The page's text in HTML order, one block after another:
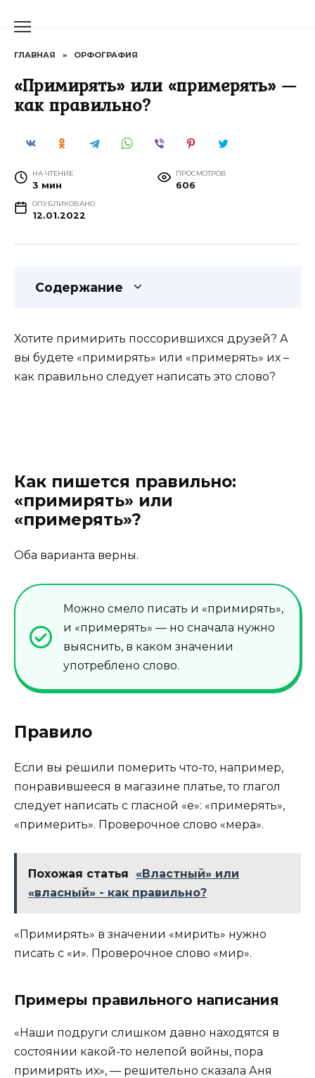
ГЛАВНАЯ » ОРФОГРАФИЯ
«Примирять» или «примерять» —
как правильно?
НА ЧТЕНИЕ
3 мин
ПРОСМОТРОВ
606
ОПУБЛИКОВАНО
12.01.2022
Содержание
Хотите примирить поссорившихся друзей? А
вы будете «примирять» или «примерять» их –
как правильно следует написать это слово?
Как пишется правильно:
«примирять» или
«примерять»?
Оба варианта верны.
Можно смело писать и «примирять»,
и «примерять» — но сначала нужно
выяснить, в каком значении
употреблено слово.
Правило
Если вы решили померить что-то, например,
понравившееся в магазине платье, то глагол
следует написать с гласной «е»: «примерять»,
«примерить». Проверочное слово «мера».
Похожая статья
«Властный» или
«власный» - как правильно?
«Примирять» в значении «мирить» нужно
писать с «и». Проверочное слово «мир».
Примеры правильного написания
«Наши подруги слишком давно находятся в
состоянии какой-то нелепой войны, пора
примирять их», — решительно сказала Аня